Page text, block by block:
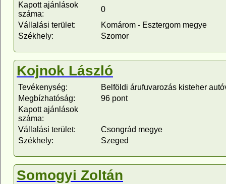
Kapott ajánlások
száma:
0
Vállalási terület:
Komárom - Esztergom megye
Székhely:
Szomor
Kojnok László
Tevékenység:
Belföldi árufuvarozás kisteher
Megbízhatóság:
96 pont
Kapott ajánlások
száma:
Vállalási terület:
Csongrád megye
Székhely:
Szeged
Somogyi Zoltán